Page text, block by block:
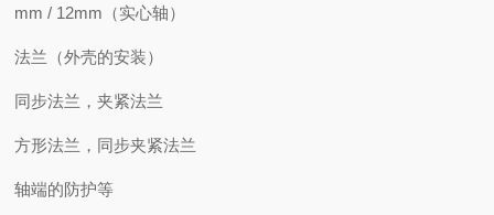
mm / 12mm（实心轴）
法兰（外壳的安装）
同步法兰，夹紧法兰
方形法兰，同步夹紧法兰
轴端的防护等